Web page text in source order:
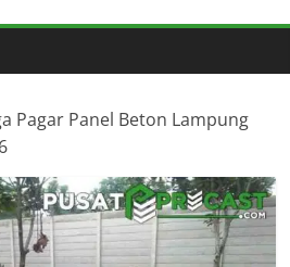
Pagar Panel Beton Lampung